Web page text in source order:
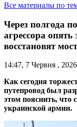
Все материалы по
Через полгода
агрессора
восстановят
14:47, 7 Червня , 2026
Как сегодня
путепровод был
этом пояснить, что
украинской армии.